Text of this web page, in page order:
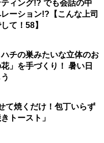
ィング!? でも会話の中
ーション!?【こんな上司
して！58】
ハチの巣みたいな立体のお
」を手づくり！ 暑い日
て焼くだけ！包丁いらず
トースト」